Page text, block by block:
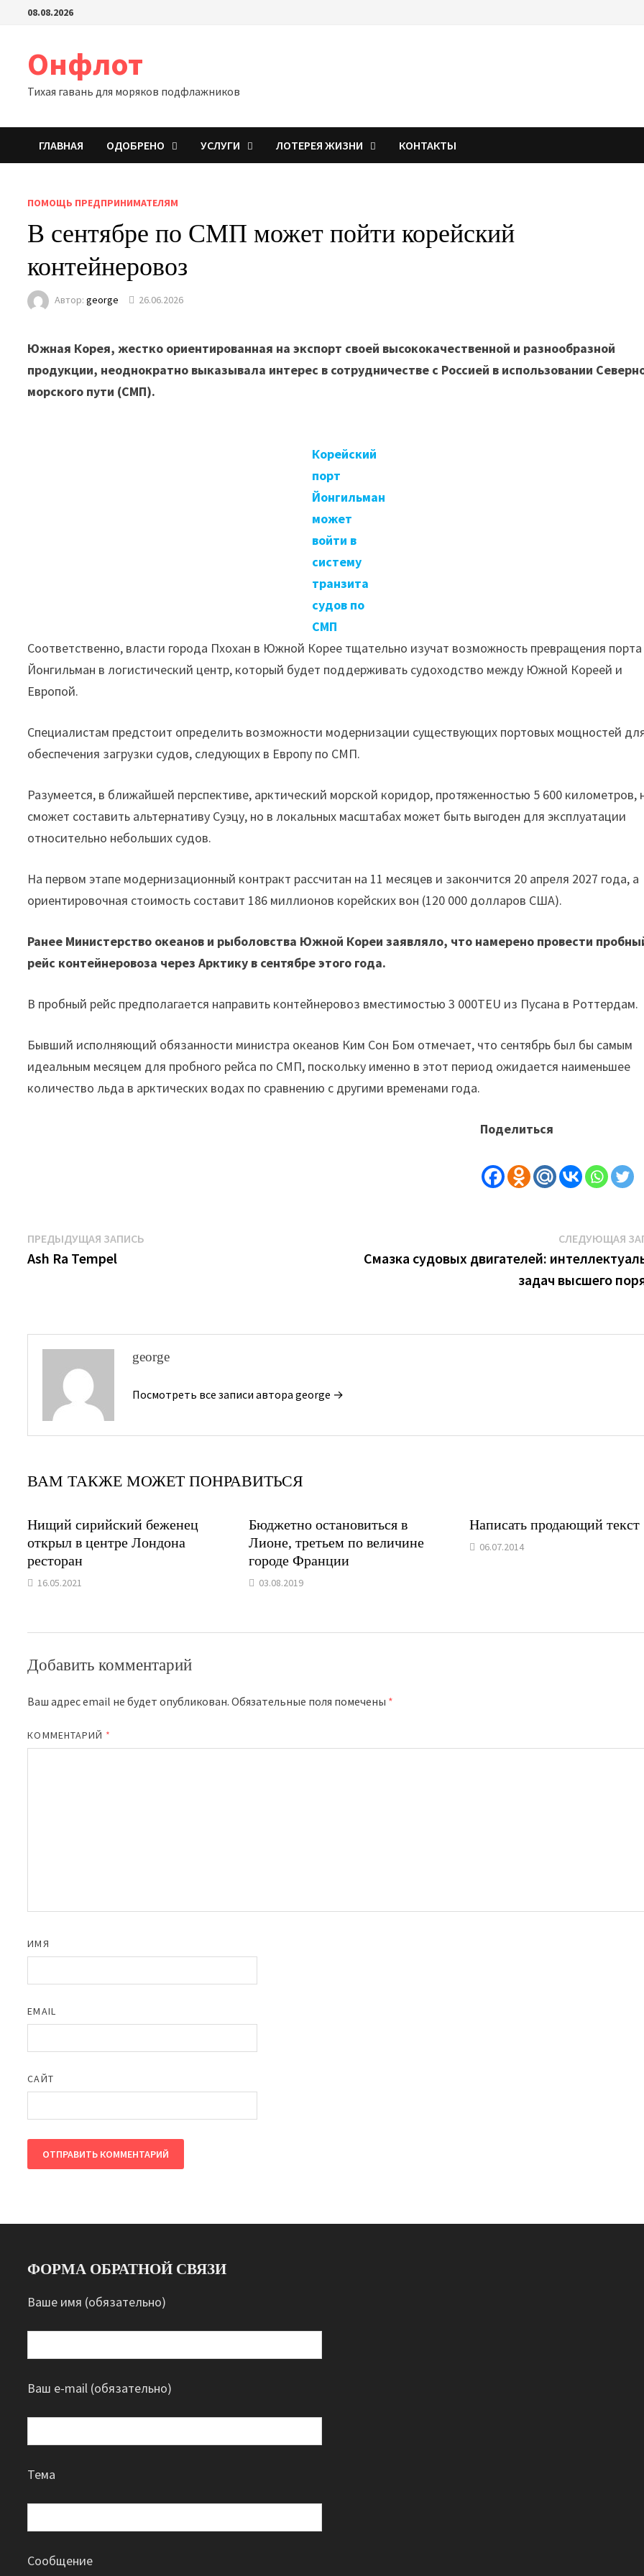
Перейти08.08.2026
Онфлот
Тихая гавань для моряков подфлажников
ГЛАВНАЯ ОДОБРЕНО УСЛУГИ ЛОТЕРЕЯ ЖИЗНИ КОНТАКТЫ
ПОМОЩЬ ПРЕДПРИНИМАТЕЛЯМ
В сентябре по СМП может пойти корейский
контейнеровоз
Автор:george 26.06.2026
Южная Корея, жестко ориентированная на экспорт своей высококачественной и разнообразной
продукции, неоднократно выказывала интерес в сотрудничестве с Россией в использовании
морского пути (СМП).
Корейский
порт
Йонгильман
может
войти в
систему
транзита
судов по
СМП
Соответственно, власти города Пхохан в Южной Корее тщательно изучат возможность превращения порта
Йонгильман в логистический центр, который будет поддерживать судоходство между Южной Кореей и
Европой.
Специалистам предстоит определить возможности модернизации существующих портовых мощностей
обеспечения загрузки судов, следующих в Европу по СМП.
Разумеется, в ближайшей перспективе, арктический морской коридор, протяженностью 5 600 километров,
сможет составить альтернативу Суэцу, но в локальных масштабах может быть выгоден для эксплуатации
относительно небольших судов.
На первом этапе модернизационный контракт рассчитан на 11 месяцев и закончится 20 апреля 2027 года, а
ориентировочная стоимость составит 186 миллионов корейских вон (120 000 долларов США).
Ранее Министерство океанов и рыболовства Южной Кореи заявляло, что намерено провести
рейс контейнеровоза через Арктику в сентябре этого года.
В пробный рейс предполагается направить контейнеровоз вместимостью 3 000TEU из Пусана в Роттердам.
Бывший исполняющий обязанности министра океанов Ким Сон Бом отмечает, что сентябрь был бы самым
идеальным месяцем для пробного рейса по СМП, поскольку именно в этот период ожидается наименьшее
количество льда в арктических водах по сравнению с другими временами года.
Поделиться
Навигация
по
ПРЕДЫДУЩАЯ ЗАПИСЬ
Ash Ra Tempel ‎
СЛЕДУЮЩАЯ
Смазка судовых двигателей:
задач высшего
george
Посмотреть все записи автора george →
ВАМ ТАКЖЕ МОЖЕТ ПОНРАВИТЬСЯ
Нищий сирийский беженец
открыл в центре Лондона
ресторан
16.05.2021
Бюджетно остановиться в
Лионе, третьем по величине
городе Франции
03.08.2019
Написать продающий текст
06.07.2014
Добавить комментарий
Ваш адрес email не будет опубликован. Обязательные поля помечены *
КОММЕНТАРИЙ *
ИМЯ
EMAIL
САЙТ
ФОРМА ОБРАТНОЙ СВЯЗИ
Ваше имя (обязательно)
Ваш e-mail (обязательно)
Тема
Сообщение